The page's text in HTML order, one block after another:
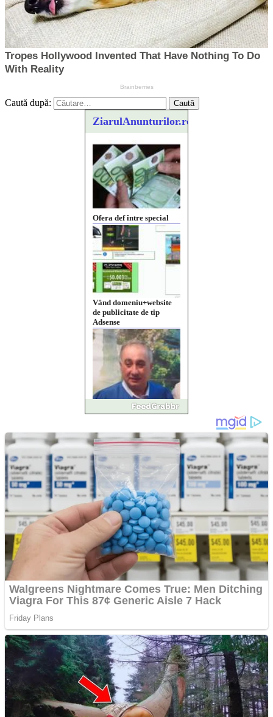
Caută după:
ZiarulAnunturilor.ro
Ofera def între special
Vând domeniu+website
de publicitate de tip
Adsense
Pastorul Liviu Radu a
trecut la Domnul
Anchetă incendiară la
abuz în serviciu
Covid-19: 755 de cazuri
noi în România
Răcitor de apă CW5000
pentru freze cu laser fără
metale
Răcitor de apă CW5000
pentru freze cu laser fără
metale